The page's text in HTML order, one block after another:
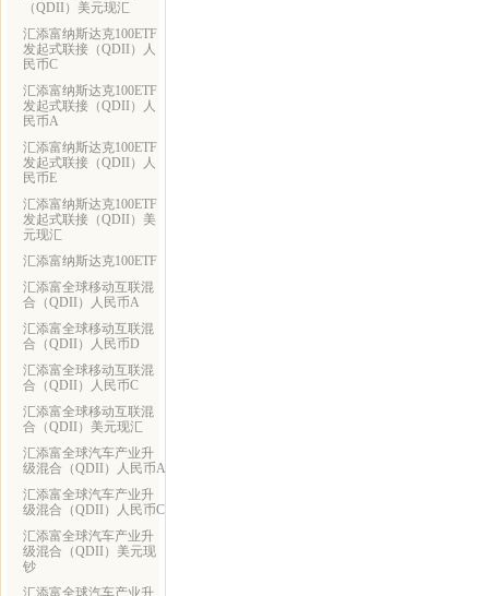
（QDII）美元现汇
汇添富纳斯达克100ETF
发起式联接（QDII）人
民币C
汇添富纳斯达克100ETF
发起式联接（QDII）人
民币A
汇添富纳斯达克100ETF
发起式联接（QDII）人
民币E
汇添富纳斯达克100ETF
发起式联接（QDII）美
元现汇
汇添富纳斯达克100ETF
汇添富全球移动互联混
合（QDII）人民币A
汇添富全球移动互联混
合（QDII）人民币D
汇添富全球移动互联混
合（QDII）人民币C
汇添富全球移动互联混
合（QDII）美元现汇
汇添富全球汽车产业升
级混合（QDII）人民币A
汇添富全球汽车产业升
级混合（QDII）人民币C
汇添富全球汽车产业升
级混合（QDII）美元现
钞
汇添富全球汽车产业升